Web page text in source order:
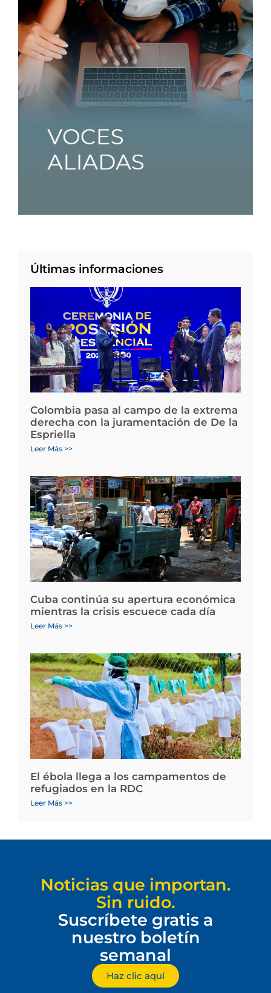
Últimas informaciones
Colombia pasa al campo de la extrema
derecha con la juramentación de De la
Espriella
Leer Más >>
Cuba continúa su apertura económica
mientras la crisis escuece cada día
Leer Más >>
El ébola llega a los campamentos de
refugiados en la RDC
Leer Más >>
Noticias que importan.
Sin ruido.
Suscríbete gratis a
nuestro boletín
semanal
Haz clic aquí